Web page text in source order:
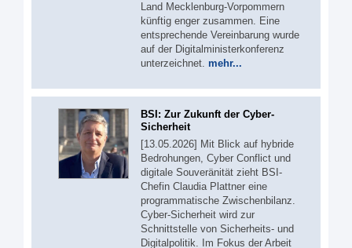
Land Mecklenburg-Vorpommern
künftig enger zusammen. Eine
entsprechende Vereinbarung wurde
auf der Digitalministerkonferenz
unterzeichnet. mehr...
BSI: Zur Zukunft der Cyber-
Sicherheit
[13.05.2026] Mit Blick auf hybride
Bedrohungen, Cyber Conflict und
digitale Souveränität zieht BSI-
Chefin Claudia Plattner eine
programmatische Zwischenbilanz.
Cyber-Sicherheit wird zur
Schnittstelle von Sicherheits- und
Digitalpolitik. Im Fokus der Arbeit